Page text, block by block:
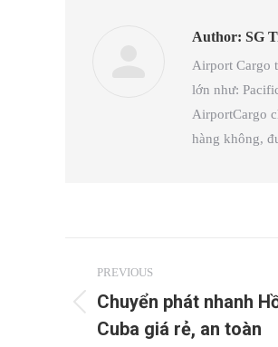
Author: SG
Airport Cargo
lớn như:
AirportCargo
hàng không,
navigation
PREVIOUS
Previous
post:
Chuyển phát nhanh
Cuba giá rẻ, an toàn